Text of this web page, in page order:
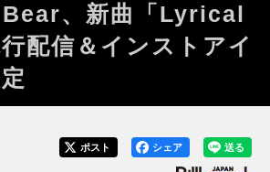
、新曲「Lyrical
配信＆インストアイ
送る
シェア
ポスト